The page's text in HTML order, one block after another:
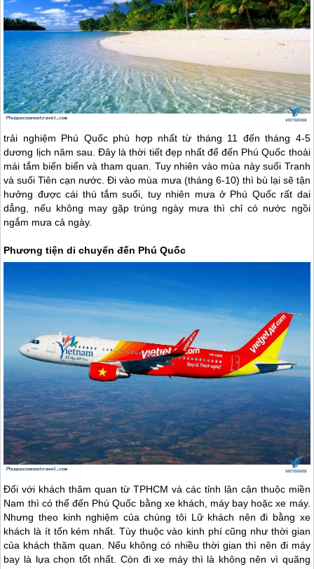
trải nghiệm Phú Quốcphù hợp nhất từ tháng 11 đến tháng 4-5
dương lịch năm sau. Đây là thời tiết đẹp nhất để đến Phú Quốc thoải
mái tắm biển biển và tham quan. Tuy nhiên vào mùa này suối Tranh
và suối Tiên cạn nước. Đi vào mùa mưa (tháng 6-10) thì bù lại sẽ tận
hưởng được cái thú tắm suối, tuy nhiên mưa ở Phú Quốcrất dai
dẳng, nếu không may gặp trúng ngày mưa thì chỉ có nước ngồi
ngắm mưa cả ngày.
Phương tiện di chuyển đến Phú Quốc
Đối với khách thăm quan từ TPHCM và các tỉnh lân cận thuộc miền
Nam thì có thể đến Phú Quốc bằng xe khách, máy bay hoặc xe máy.
Nhưng theo kinh nghiệm của chúng tôi Lữ khách nên đi bằng xe
khách là ít tốn kém nhất. Tùy thuộc vào kinh phí cũng như thời gian
của khách thăm quan. Nếu không có nhiều thời gian thì nên đi máy
bay là lựa chọn tốt nhất. Còn đi xe máy thì là không nên vì quãng